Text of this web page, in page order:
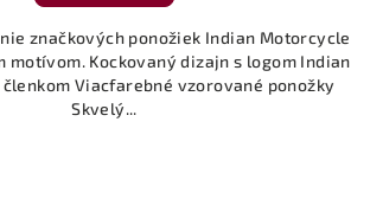
značkových ponožiek Indian Motorcycle
motívom. Kockovaný dizajn s logom Indian
Viacfarebné vzorované ponožky
Skvelý...